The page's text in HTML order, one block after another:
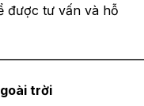
được tư vấn và hỗ
trời